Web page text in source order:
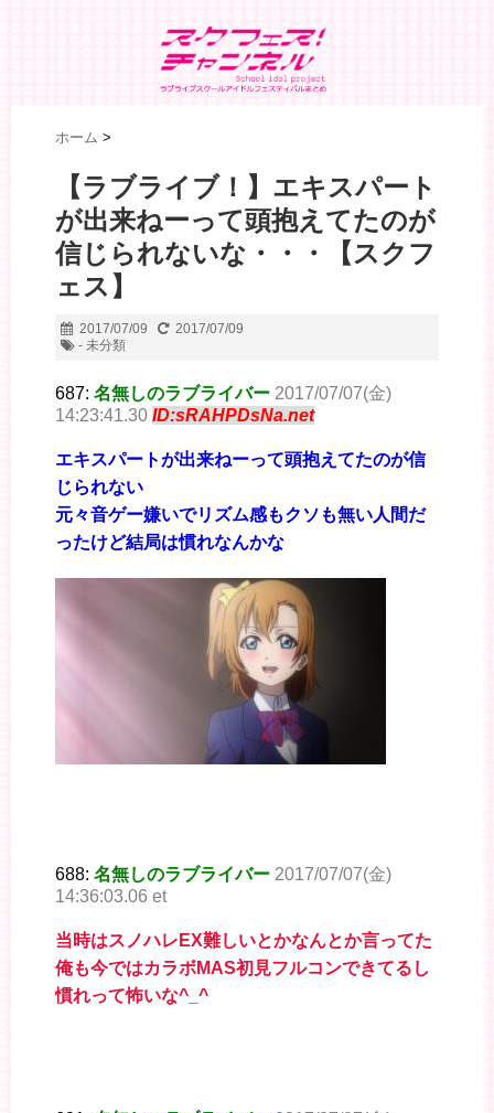
ホーム >
【ラブライブ！】エキスパート
が出来ねーって頭抱えてたのが
信じられないな・・・【スクフ
ェス】
2017/07/09
2017/07/09
- 未分類
687: 名無しのラブライバー 2017/07/07(金)
14:23:41.30 ID:sRAHPDsNa.net
エキスパートが出来ねーって頭抱えてたのが信
じられない
元々音ゲー嫌いでリズム感もクソも無い人間だ
ったけど結局は慣れなんかな
688: 名無しのラブライバー 2017/07/07(金)
14:36:03.06 et
当時はスノハレEX難しいとかなんとか言ってた
俺も今ではカラボMAS初見フルコンできてるし
慣れって怖いな^_^